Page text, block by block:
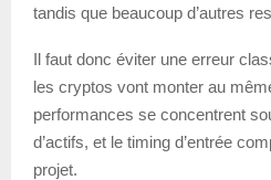
tandis que beaucoup d’autres
Il faut donc éviter une erreur
les cryptos vont monter au
performances se concentrent
d’actifs, et le timing d’entrée
projet.